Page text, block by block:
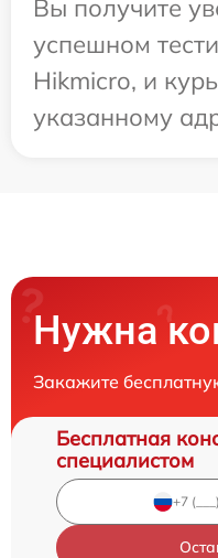
Вы получите
успешном
Hikmicro, и
указанному
Нужна
Закажите
Бесплатная
специалистом